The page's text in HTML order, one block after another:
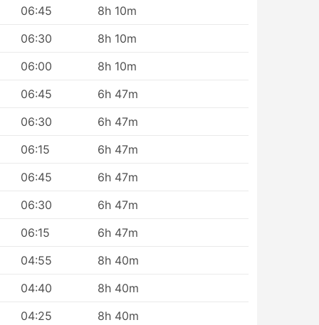
e
06:45
8h 10m
06:30
8h 10m
06:00
8h 10m
06:45
6h 47m
06:30
6h 47m
06:15
6h 47m
06:45
6h 47m
06:30
6h 47m
06:15
6h 47m
04:55
8h 40m
04:40
8h 40m
04:25
8h 40m